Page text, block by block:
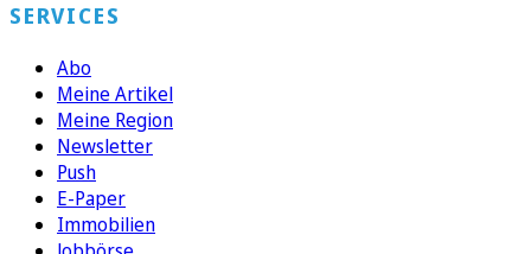
SERVICES
Abo
Meine Artikel
Meine Region
Newsletter
Push
E-Paper
Immobilien